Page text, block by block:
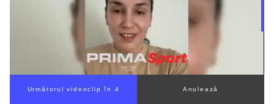
Următorul videoclip în 3 Anulează